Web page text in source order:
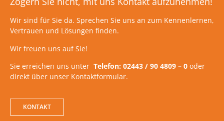
Wir sind für Sie da. Sprechen Sie uns an zum Kennenlernen,
Vertrauen und Lösungen finden.
Wir freuen uns auf Sie!
Sie erreichen uns unter Telefon: 02443 / 90 4809 – 0 oder
direkt über unser Kontaktformular.
KONTAKT